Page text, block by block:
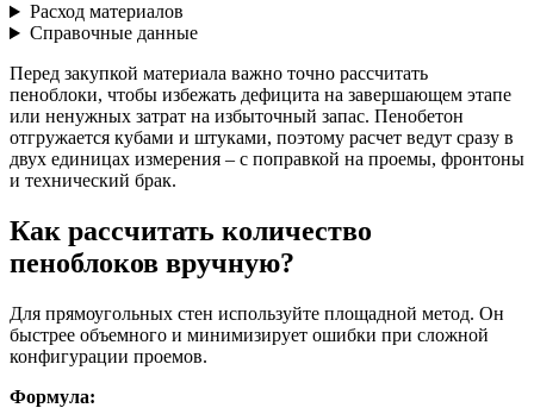
Расход материалов
Справочные данные
Перед закупкой материала важно точно рассчитать
пеноблоки, чтобы избежать дефицита на завершающем этапе
или ненужных затрат на избыточный запас. Пенобетон
отгружается кубами и штуками, поэтому расчет ведут сразу в
двух единицах измерения – с поправкой на проемы, фронтоны
и технический брак.
Как рассчитать количество
пеноблоков вручную?
Для прямоугольных стен используйте площадной метод. Он
быстрее объемного и минимизирует ошибки при сложной
конфигурации проемов.
Формула: